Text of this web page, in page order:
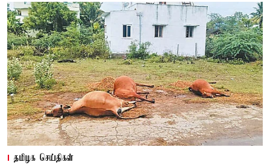
தமிழக செய்திகள்